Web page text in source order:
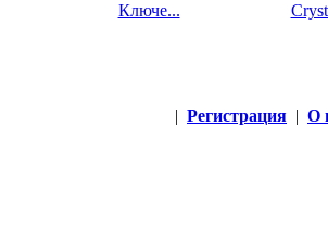
Ключе...
| Регистрация | О